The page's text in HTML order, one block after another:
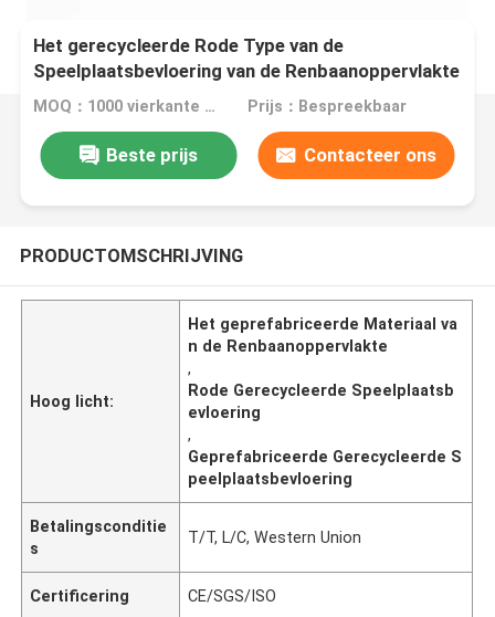
Het gerecycleerde Rode Type van de
Speelplaatsbevloering van de Renbaanoppervlakte
Materiaal Geprefabriceerde
MOQ：1000 vierkante meter Prijs：Bespreekbaar
Beste prijs Contacteer ons
PRODUCTOMSCHRIJVING
Hoog licht:
Het geprefabriceerde Materiaal va
n de Renbaanoppervlakte
,
Rode Gerecycleerde Speelplaatsb
evloering
,
Geprefabriceerde Gerecycleerde S
peelplaatsbevloering
Betalingsconditie
s
T/T, L/C, Western Union
Certificering CE/SGS/ISO